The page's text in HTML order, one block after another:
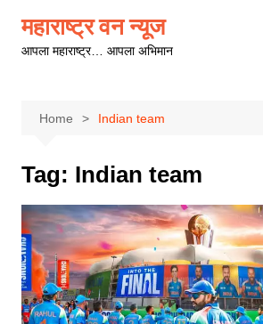
content
महाराष्ट्र वन न्यूज
आपला महाराष्ट्र… आपला अभिमान
Home Indian team
Tag: Indian team